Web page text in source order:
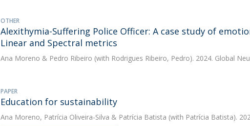
OTHER
Alexithymia-Suffering Police Officer: A case study of
Linear and Spectral metrics
Ana Moreno & Pedro Ribeiro (with Rodrigues Ribeiro, Pedro). 2024. Global
PAPER
Education for sustainability
Ana Moreno, Patrícia Oliveira-Silva & Patrícia Batista (with Patrícia Batista).